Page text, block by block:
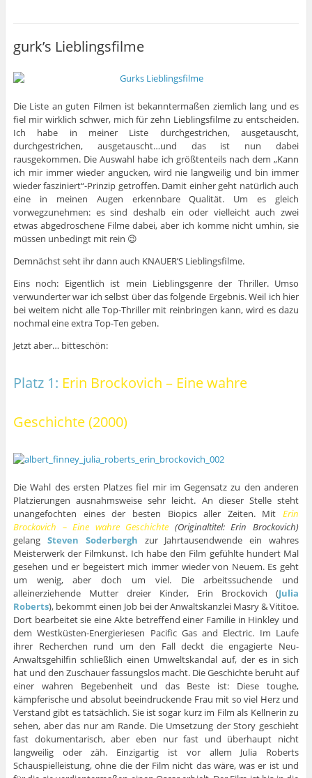
gurk’s Lieblingsfilme
Die Liste an guten Filmen ist bekanntermaßen ziemlich lang und es
fiel mir wirklich schwer, mich für zehn Lieblingsfilme zu entscheiden.
Ich habe in meiner Liste durchgestrichen, ausgetauscht,
durchgestrichen, ausgetauscht…und das ist nun dabei
rausgekommen. Die Auswahl habe ich größtenteils nach dem „Kann
ich mir immer wieder angucken, wird nie langweilig und bin immer
wieder fasziniert“-Prinzip getroffen. Damit einher geht natürlich auch
eine in meinen Augen erkennbare Qualität. Um es gleich
vorwegzunehmen: es sind deshalb ein oder vielleicht auch zwei
etwas abgedroschene Filme dabei, aber ich komme nicht umhin, sie
müssen unbedingt mit rein 😉
Demnächst seht ihr dann auch KNAUER’S Lieblingsfilme.
Eins noch: Eigentlich ist mein Lieblingsgenre der Thriller. Umso
verwunderter war ich selbst über das folgende Ergebnis. Weil ich hier
bei weitem nicht alle Top-Thriller mit reinbringen kann, wird es dazu
nochmal eine extra Top-Ten geben.
Jetzt aber… bitteschön:
Platz 1: Erin Brockovich – Eine wahre
Geschichte (2000)
Die Wahl des ersten Platzes fiel mir im Gegensatz zu den anderen
Platzierungen ausnahmsweise sehr leicht. An dieser Stelle steht
unangefochten eines der besten Biopics aller Zeiten. MitErin
Brockovich – Eine wahre Geschichte (Originaltitel: Erin Brockovich)
gelang Steven Soderbergh zur Jahrtausendwende ein wahres
Meisterwerk der Filmkunst. Ich habe den Film gefühlte hundert Mal
gesehen und er begeistert mich immer wieder von Neuem. Es geht
um wenig, aber doch um viel. Die arbeitssuchende und
alleinerziehende Mutter dreier Kinder, Erin Brockovich (Julia
Roberts), bekommt einen Job bei der Anwaltskanzlei Masry & Vititoe.
Dort bearbeitet sie eine Akte betreffend einer Familie in Hinkley und
dem Westküsten-Energieriesen Pacific Gas and Electric. Im Laufe
ihrer Recherchen rund um den Fall deckt die engagierte Neu-
Anwaltsgehilfin schließlich einen Umweltskandal auf, der es in sich
hat und den Zuschauer fassungslos macht. Die Geschichte beruht auf
einer wahren Begebenheit und das Beste ist: Diese toughe,
kämpferische und absolut beeindruckende Frau mit so viel Herz und
Verstand gibt es tatsächlich. Sie ist sogar kurz im Film als Kellnerin zu
sehen, aber das nur am Rande. Die Umsetzung der Story geschieht
fast dokumentarisch, aber eben nur fast und überhaupt nicht
langweilig oder zäh. Einzigartig ist vor allem Julia Roberts
Schauspielleistung, ohne die der Film nicht das wäre, was er ist und